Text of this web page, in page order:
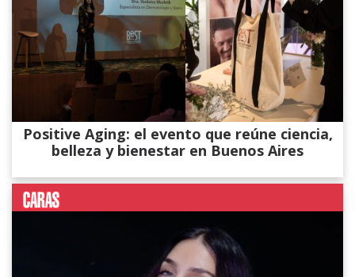
Positive Aging: el evento que reúne ciencia,
belleza y bienestar en Buenos Aires